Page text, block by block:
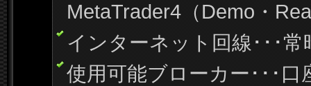
MetaTrader4（Demo・
インターネット回線･･･常
使用可能ブローカー･･･